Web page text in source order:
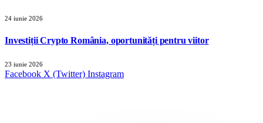
24 iunie 2026
Investiții Crypto România, oportunități pentru viitor
23 iunie 2026
Facebook X (Twitter) Instagram